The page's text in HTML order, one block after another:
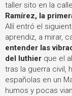
taller sito en la
Ramírez, la
Allí entró el
aprendiz, a mirar,
entender las
del luthier que el
tras la guerra civil,
españolas en un
humos y pocas